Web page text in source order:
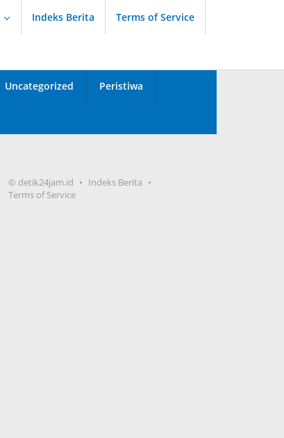
Indeks Berita Terms of Service
Uncategorized Peristiwa
© detik24jam.id
Indeks Berita
Terms of Service